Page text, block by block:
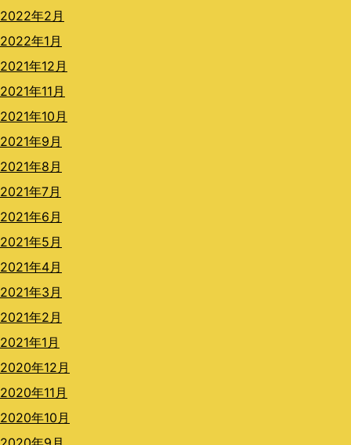
2022年2月
2022年1月
2021年12月
2021年11月
2021年10月
2021年9月
2021年8月
2021年7月
2021年6月
2021年5月
2021年4月
2021年3月
2021年2月
2021年1月
2020年12月
2020年11月
2020年10月